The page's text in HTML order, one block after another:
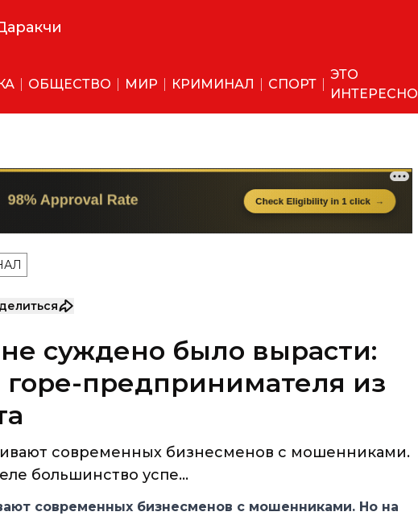
ОБЩЕСТВО МИР КРИМИНАЛ СПОРТ
ЭТО
ИНТЕРЕСНО
суждено было вырасти:
горе-предпринимателя из
современных бизнесменов с мошенниками.
большинство успе...
современных бизнесменов с мошенниками. Но на
успешных предпринимателей достигли
труду, умению принимать риски и
Однако среди них есть и горе-